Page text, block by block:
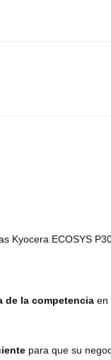
Kyocera ECOSYS
de la competencia en
para que su